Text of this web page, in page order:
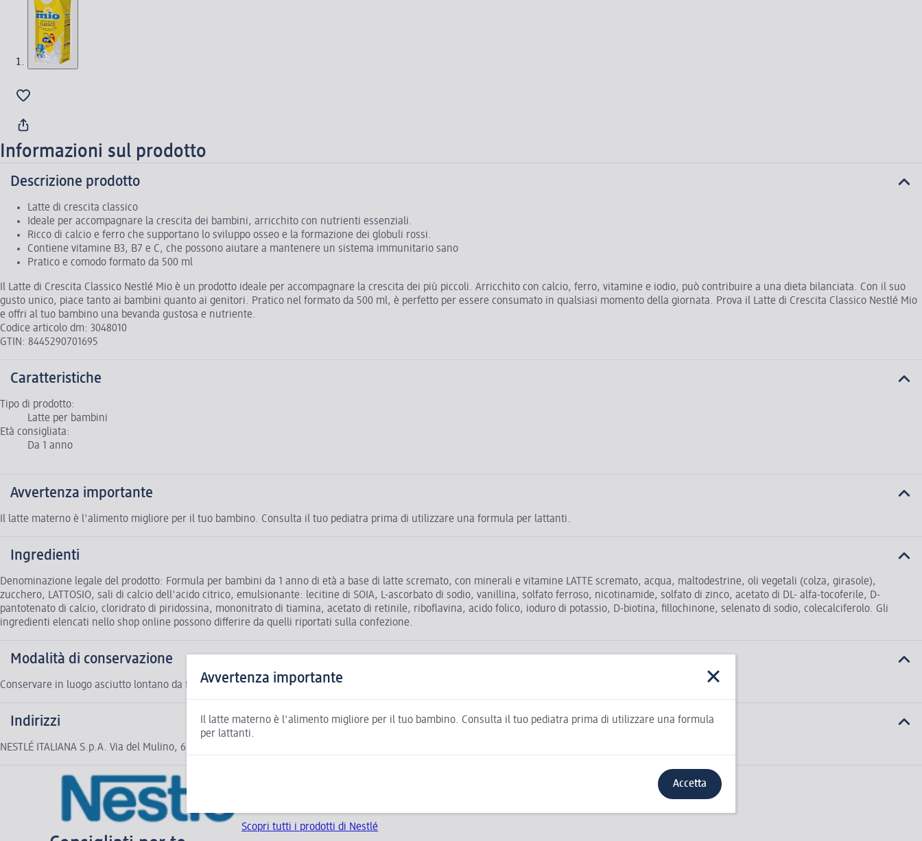
Informazioni sul prodotto
Descrizione prodotto
Latte di crescita classico
Ideale per accompagnare la crescita dei bambini, arricchito con nutrienti essenziali.
Ricco di calcio e ferro che supportano lo sviluppo osseo e la formazione dei globuli rossi.
Contiene vitamine B3, B7 e C, che possono aiutare a mantenere un sistema immunitario sano
Pratico e comodo formato da 500 ml
Il Latte di Crescita Classico Nestlé Mio è un prodotto ideale per accompagnare la crescita dei più piccoli. Arricchito con calcio, ferro, vitamine e iodio, può contribuire a una dieta bilanciata. Con il suo
gusto unico, piace tanto ai bambini quanto ai genitori. Pratico nel formato da 500 ml, è perfetto per essere consumato in qualsiasi momento della giornata. Prova il Latte di Crescita Classico Nestlé Mio
e offri al tuo bambino una bevanda gustosa e nutriente.
Codice articolo dm: 3048010
GTIN: 8445290701695
Caratteristiche
Tipo di prodotto:
Latte per bambini
Età consigliata:
Da 1 anno
Avvertenza importante
Il latte materno è l'alimento migliore per il tuo bambino. Consulta il tuo pediatra prima di utilizzare una formula per lattanti.
Ingredienti
Denominazione legale del prodotto: Formula per bambini da 1 anno di età a base di latte scremato, con minerali e vitamine LATTE scremato, acqua, maltodestrine, oli vegetali (colza, girasole),
zucchero, LATTOSIO, sali di calcio dell'acido citrico, emulsionante: lecitine di SOIA, L-ascorbato di sodio, vanillina, solfato ferroso, nicotinamide, solfato di zinco, acetato di DL- alfa-tocoferile, D-
pantotenato di calcio, cloridrato di piridossina, mononitrato di tiamina, acetato di retinile, riboflavina, acido folico, ioduro di potassio, D-biotina, fillochinone, selenato di sodio, colecalciferolo. Gli
ingredienti elencati nello shop online possono differire da quelli riportati sulla confezione.
Modalità di conservazione
Conservare in luogo asciutto lontano da fonti di calore.
Indirizzi
NESTLÉ ITALIANA S.p.A. Via del Mulino, 6 20057 Assago (MI)
Scopri tutti i prodotti di Nestlé
Avvertenza importante
Il latte materno è l'alimento migliore per il tuo bambino. Consulta il tuo pediatra prima di utilizzare una formula
per lattanti.
Accetta